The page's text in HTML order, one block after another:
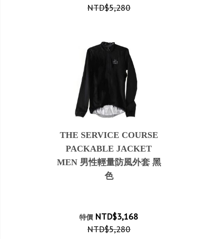
NTD$5,280
THE SERVICE COURSE
PACKABLE JACKET
MEN 男性輕量防風外套 黑
色
特價 NTD$3,168
NTD$5,280